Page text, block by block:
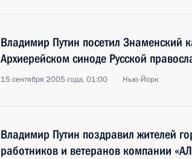
Владимир Путин посетил Знаменский
Архиерейском синоде Русской
15 сентября 2005 года, 01:00 Нью-Йорк
Владимир Путин поздравил жителей
работников и ветеранов компании